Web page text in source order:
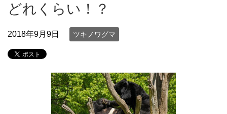
どれくらい！？
2018年9月9日 ツキノワグマ